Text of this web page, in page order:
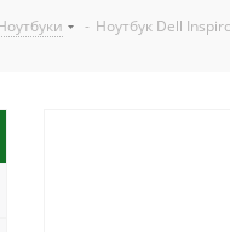
- Ноутбук Dell